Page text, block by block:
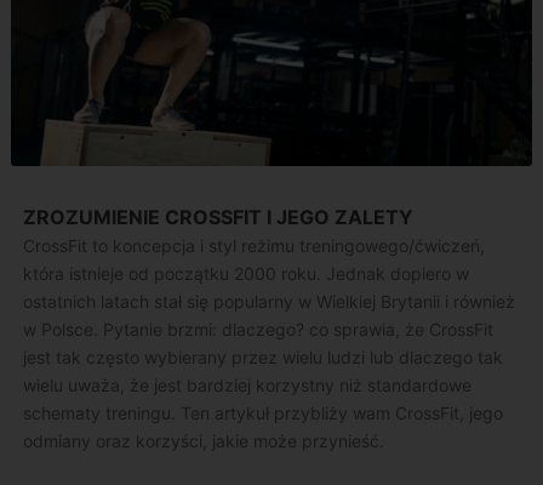
ZROZUMIENIE CROSSFIT I JEGO ZALETY
CrossFit to koncepcja i styl reżimu treningowego/ćwiczeń,
która istnieje od początku 2000 roku. Jednak dopiero w
ostatnich latach stał się popularny w Wielkiej Brytanii i również
w Polsce. Pytanie brzmi: dlaczego? co sprawia, że CrossFit
jest tak często wybierany przez wielu ludzi lub dlaczego tak
wielu uważa, że ​​jest bardziej korzystny niż standardowe
schematy treningu. Ten artykuł przybliży wam CrossFit, jego
odmiany oraz korzyści, jakie może przynieść.